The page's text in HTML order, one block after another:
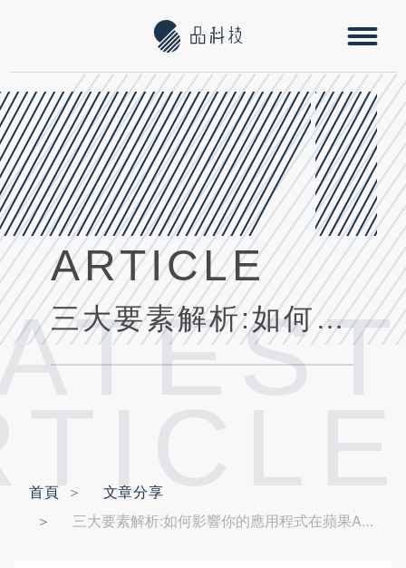
ARTICLE
三大要素解析:如何影響你的應用程式在蘋果App Store的排名
首頁
文章分享
三大要素解析:如何影響你的應用程式在蘋果App Store的排名